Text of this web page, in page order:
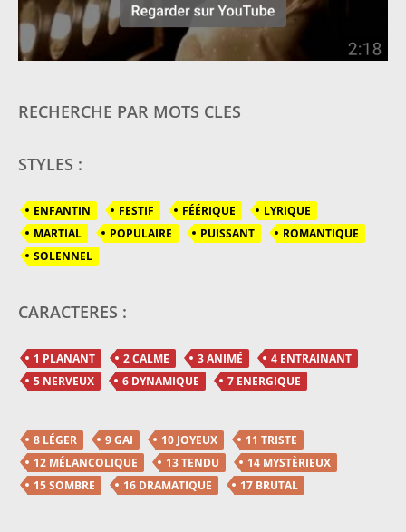
RECHERCHE PAR MOTS CLES
STYLES :
ENFANTIN FESTIF FÉÉRIQUE
LYRIQUE
MARTIAL
POPULAIRE PUISSANT
ROMANTIQUE
SOLENNEL
CARACTERES :
1 PLANANT 2 CALME 3 ANIMÉ
4 ENTRAINANT
5 NERVEUX
6 DYNAMIQUE 7 ENERGIQUE
8 LÉGER 9 GAI 10 JOYEUX
11 TRISTE
12 MÉLANCOLIQUE
13 TENDU
14 MYSTÈRIEUX
15 SOMBRE
16 DRAMATIQUE 17 BRUTAL